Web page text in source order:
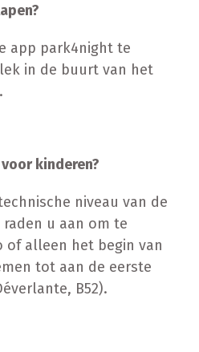
app park4night te
in de buurt van het
kinderen?
niveau van de
raden u aan om te
of alleen het begin van
tot aan de eerste
B52).